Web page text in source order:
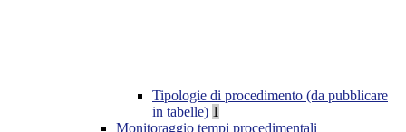
Tipologie di procedimento (da pubblicare
in tabelle) 1
Monitoraggio tempi procedimentali